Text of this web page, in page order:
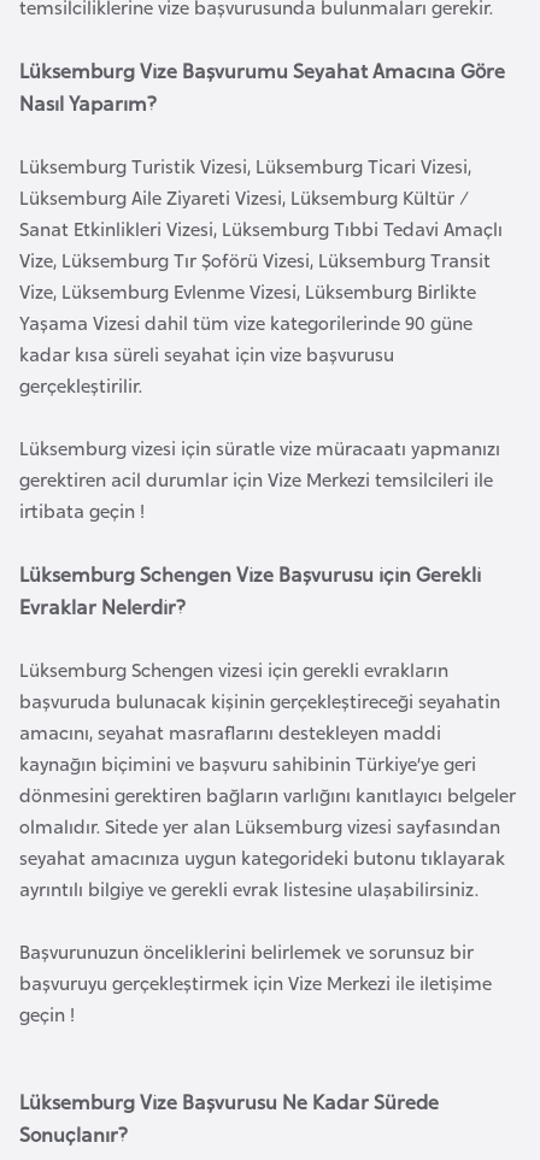
temsilciliklerine vize başvurusunda bulunmaları gerekir.
Lüksemburg Vize Başvurumu Seyahat Amacına Göre
Nasıl Yaparım?
Lüksemburg Turistik Vizesi, Lüksemburg Ticari Vizesi,
Lüksemburg Aile Ziyareti Vizesi, Lüksemburg Kültür /
Sanat Etkinlikleri Vizesi, Lüksemburg Tıbbi Tedavi Amaçlı
Vize, Lüksemburg Tır Şoförü Vizesi, Lüksemburg Transit
Vize, Lüksemburg Evlenme Vizesi, Lüksemburg Birlikte
Yaşama Vizesi dahil tüm vize kategorilerinde 90 güne
kadar kısa süreli seyahat için vize başvurusu
gerçekleştirilir.
Lüksemburg vizesi için süratle vize müracaatı yapmanızı
gerektiren acil durumlar için Vize Merkezi temsilcileri ile
irtibata geçin !
Lüksemburg Schengen Vize Başvurusu için Gerekli
Evraklar Nelerdir?
Lüksemburg Schengen vizesi için gerekli evrakların
başvuruda bulunacak kişinin gerçekleştireceği seyahatin
amacını, seyahat masraflarını destekleyen maddi
kaynağın biçimini ve başvuru sahibinin Türkiye’ye geri
dönmesini gerektiren bağların varlığını kanıtlayıcı belgeler
olmalıdır. Sitede yer alan Lüksemburg vizesi sayfasından
seyahat amacınıza uygun kategorideki butonu tıklayarak
ayrıntılı bilgiye ve gerekli evrak listesine ulaşabilirsiniz.
Başvurunuzun önceliklerini belirlemek ve sorunsuz bir
başvuruyu gerçekleştirmek için Vize Merkezi ile iletişime
geçin !
Lüksemburg Vize Başvurusu Ne Kadar Sürede
Sonuçlanır?
B
g
l
B
l
a
r
s
e
l
ç
i
k
a
B
n
i
n
B
o